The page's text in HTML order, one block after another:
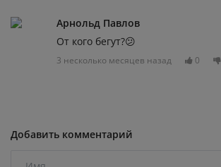
Арнольд Павлов
От кого бегут?😕
3 несколько месяцев назад 0
Добавить комментарий